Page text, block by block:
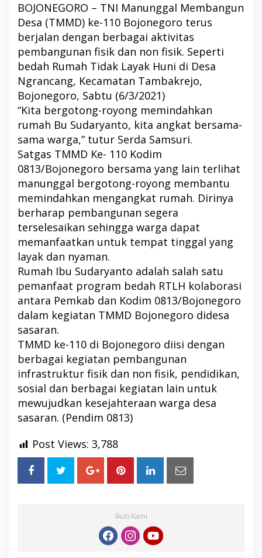
BOJONEGORO – TNI Manunggal Membangun
Desa (TMMD) ke-110 Bojonegoro terus
berjalan dengan berbagai aktivitas
pembangunan fisik dan non fisik. Seperti
bedah Rumah Tidak Layak Huni di Desa
Ngrancang, Kecamatan Tambakrejo,
Bojonegoro, Sabtu (6/3/2021)
“Kita bergotong-royong memindahkan
rumah Bu Sudaryanto, kita angkat bersama-
sama warga,” tutur Serda Samsuri.
Satgas TMMD Ke- 110 Kodim
0813/Bojonegoro bersama yang lain terlihat
manunggal bergotong-royong membantu
memindahkan mengangkat rumah. Dirinya
berharap pembangunan segera
terselesaikan sehingga warga dapat
memanfaatkan untuk tempat tinggal yang
layak dan nyaman.
Rumah Ibu Sudaryanto adalah salah satu
pemanfaat program bedah RTLH kolaborasi
antara Pemkab dan Kodim 0813/Bojonegoro
dalam kegiatan TMMD Bojonegoro didesa
sasaran.
TMMD ke-110 di Bojonegoro diisi dengan
berbagai kegiatan pembangunan
infrastruktur fisik dan non fisik, pendidikan,
sosial dan berbagai kegiatan lain untuk
mewujudkan kesejahteraan warga desa
sasaran. (Pendim 0813)
Post Views: 3,788
Ikuti Kami